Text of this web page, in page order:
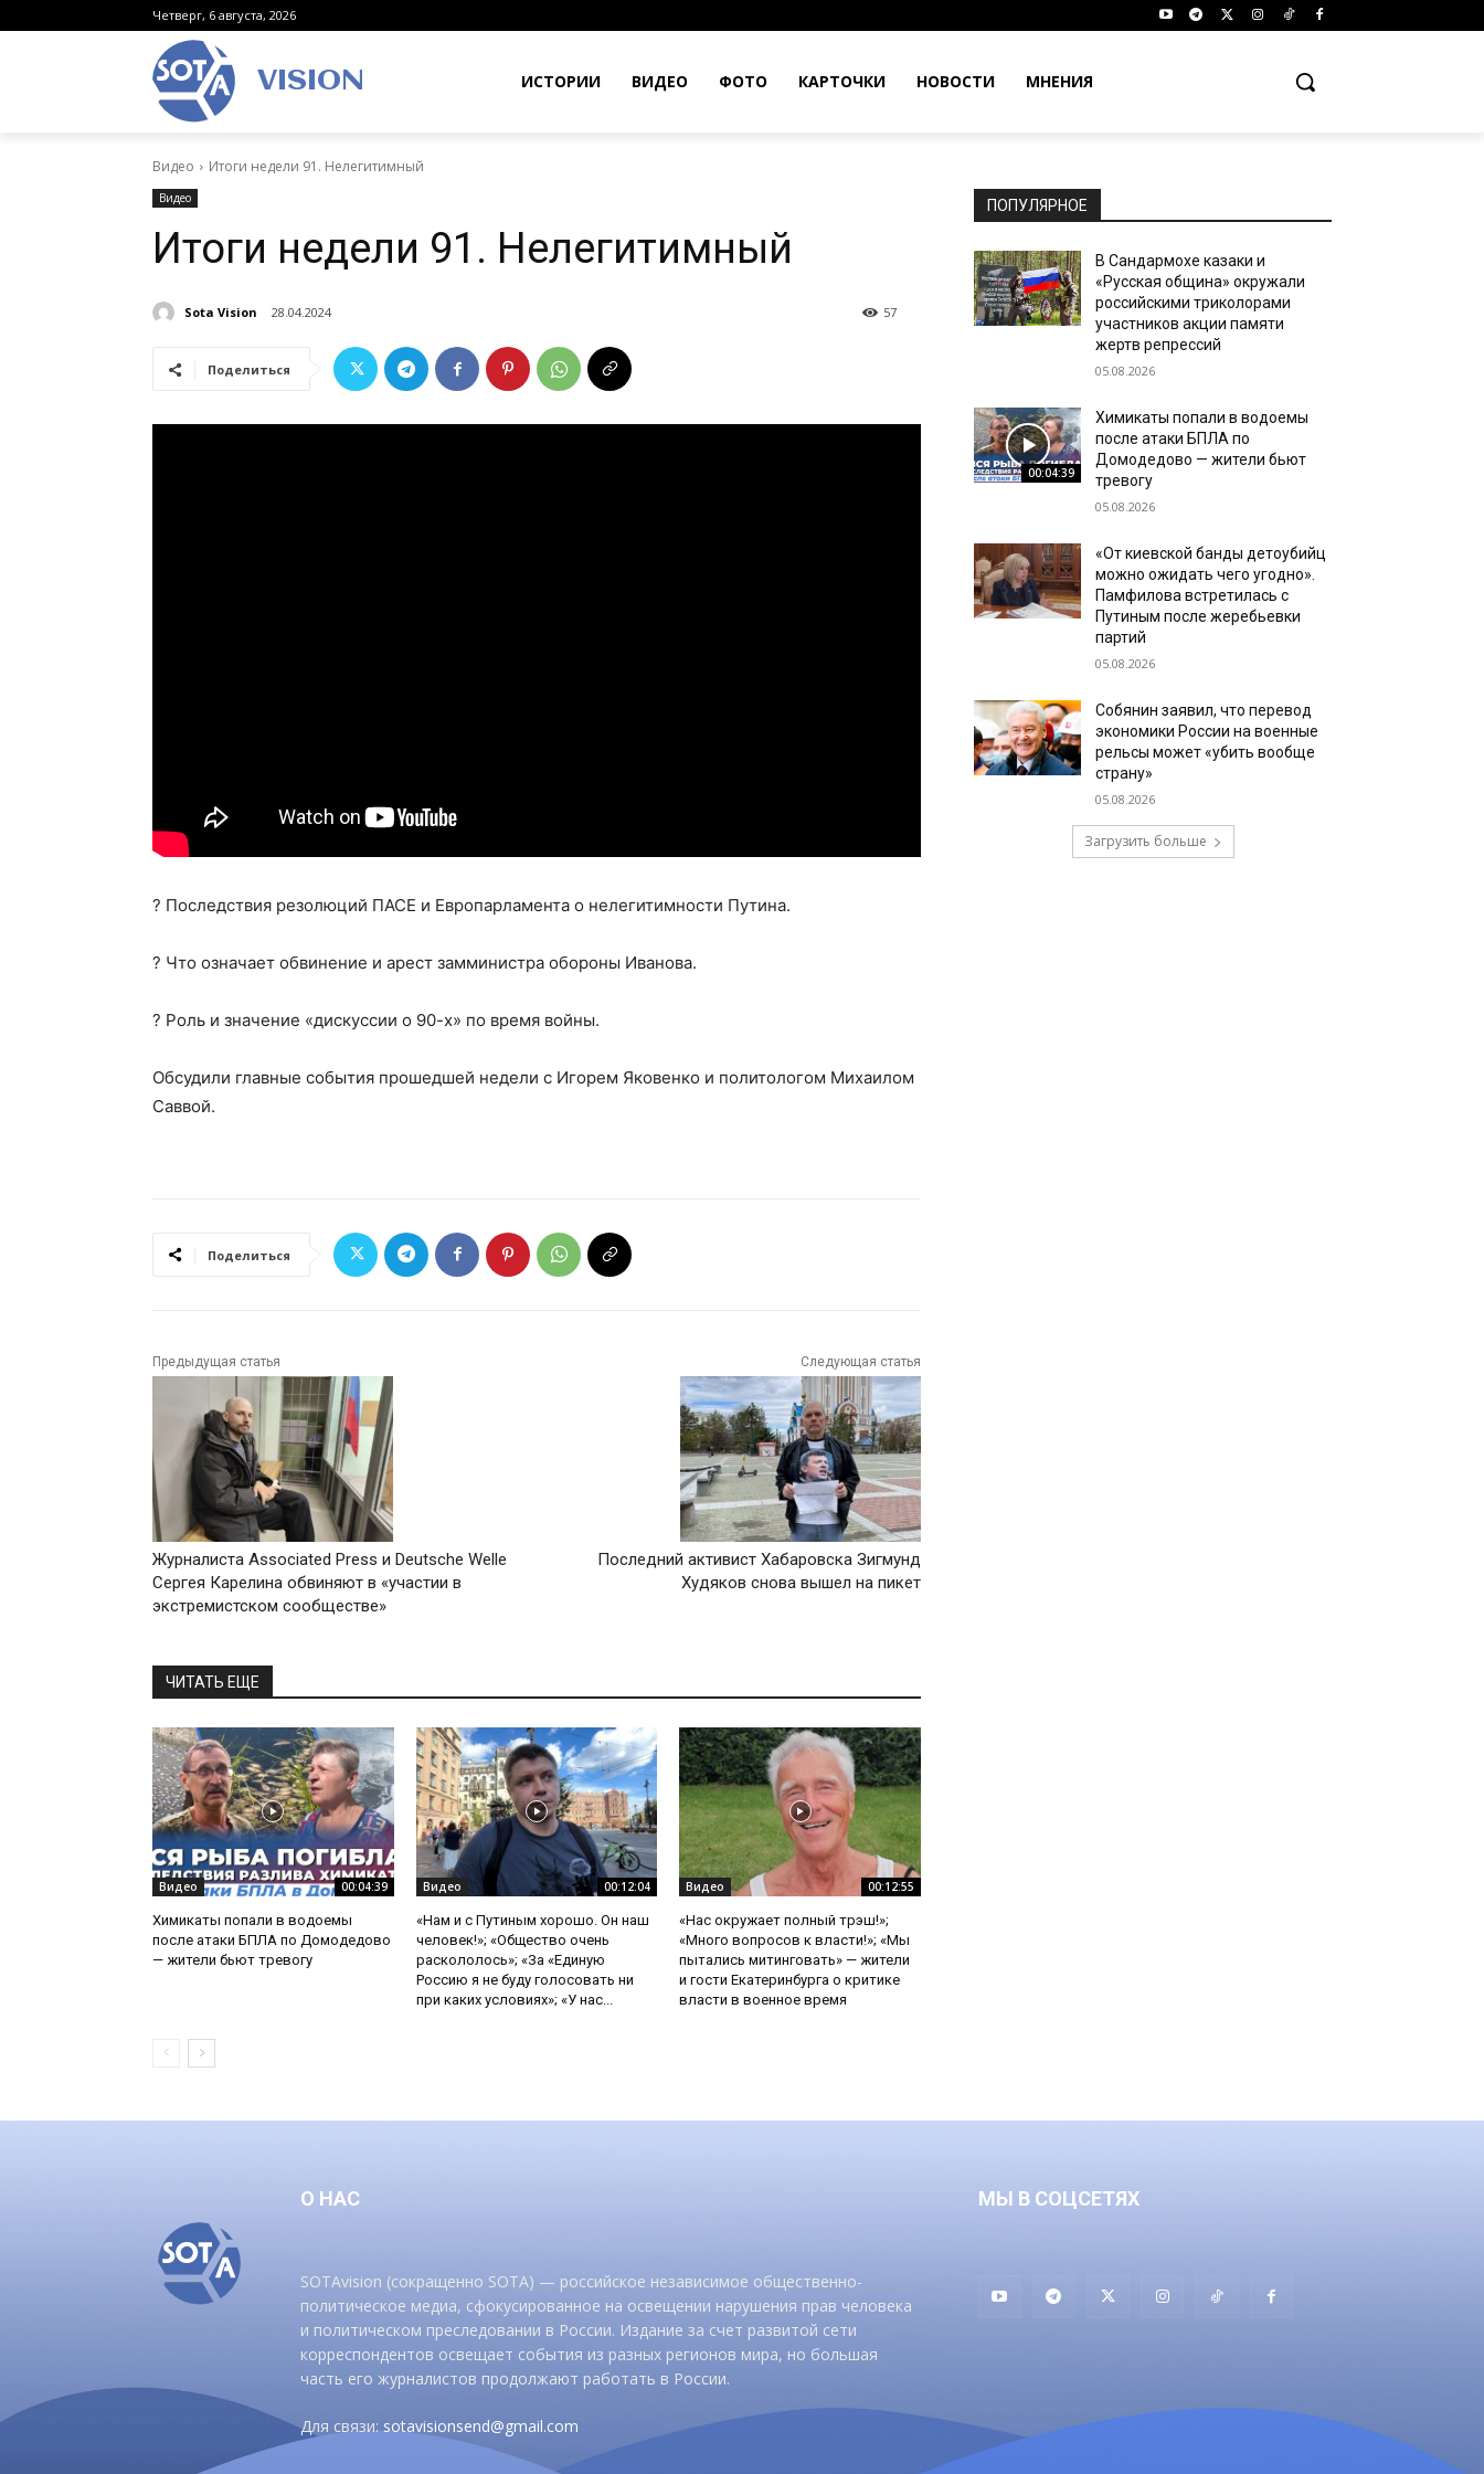
Четверг, 6 августа, 2026
VISION ИСТОРИИ ВИДЕО ФОТО КАРТОЧКИ НОВОСТИ МНЕНИЯ
Видео Итоги недели 91. Нелегитимный
Видео
Итоги недели 91. Нелегитимный
Sota Vision 28.04.2024 57
Поделиться
? Последствия резолюций ПАСЕ и Европарламента о нелегитимности Путина.
? Что означает обвинение и арест замминистра обороны Иванова.
? Роль и значение «дискуссии о 90-х» по время войны.
Обсудили главные события прошедшей недели с Игорем Яковенко и политологом Михаилом
Саввой.
Поделиться
Предыдущая статья
Журналиста Associated Press и Deutsche Welle
Сергея Карелина обвиняют в «участии в
экстремистском сообществе»
Следующая статья
Последний активист Хабаровска Зигмунд
Худяков снова вышел на пикет
ЧИТАТЬ ЕЩЕ
Видео 00:04:39
Химикаты попали в водоемы
после атаки БПЛА по Домодедово
— жители бьют тревогу
Видео 00:12:04
«Нам и с Путиным хорошо. Он наш
человек!»; «Общество очень
раскололось»; «За «Единую
Россию я не буду голосовать ни
при каких условиях»; «У нас...
Видео 00:12:55
«Нас окружает полный трэш!»;
«Много вопросов к власти!»; «Мы
пытались митинговать» — жители
и гости Екатеринбурга о критике
власти в военное время
ПОПУЛЯРНОЕ
В Сандармохе казаки и
«Русская община» окружали
российскими триколорами
участников акции памяти
жертв репрессий
05.08.2026
00:04:39
Химикаты попали в водоемы
после атаки БПЛА по
Домодедово — жители бьют
тревогу
05.08.2026
«От киевской банды детоубийц
можно ожидать чего угодно».
Памфилова встретилась с
Путиным после жеребьевки
партий
05.08.2026
Собянин заявил, что перевод
экономики России на военные
рельсы может «убить вообще
страну»
05.08.2026
Загрузить больше
О НАС
SOTAvision (сокращенно SOTA) — российское независимое общественно-
политическое медиа, сфокусированное на освещении нарушения прав человека
и политическом преследовании в России. Издание за счет развитой сети
корреспондентов освещает события из разных регионов мира, но большая
часть его журналистов продолжают работать в России.
Для связи: sotavisionsend@gmail.com
МЫ В СОЦСЕТЯХ